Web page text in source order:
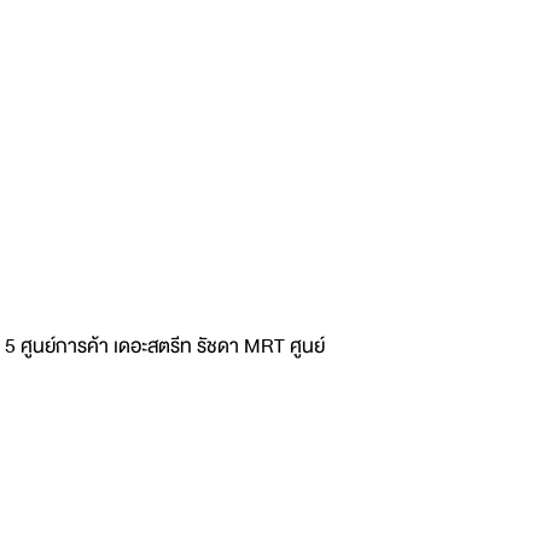
ศูนย์การค้า เดอะสตรีท รัชดา MRT ศูนย์